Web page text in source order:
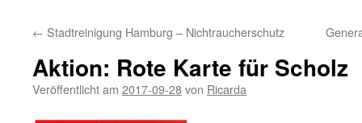
← Stadtreinigung Hamburg – Nichtraucherschutz
Aktion: Rote Karte für Scholz
Veröffentlicht am 2017-09-28von Ricarda